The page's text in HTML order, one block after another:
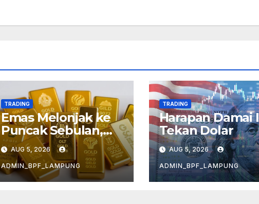
TRADING
Emas Melonjak ke
Puncak Sebulan,
Kekhawatiran
Inflasi Mereda
AUG 5, 2026
ADMIN_BPF_LAMPUNG
TRADING
Harapan Damai
Tekan Dolar
AUG 5, 2026
ADMIN_BPF_LAMPUNG